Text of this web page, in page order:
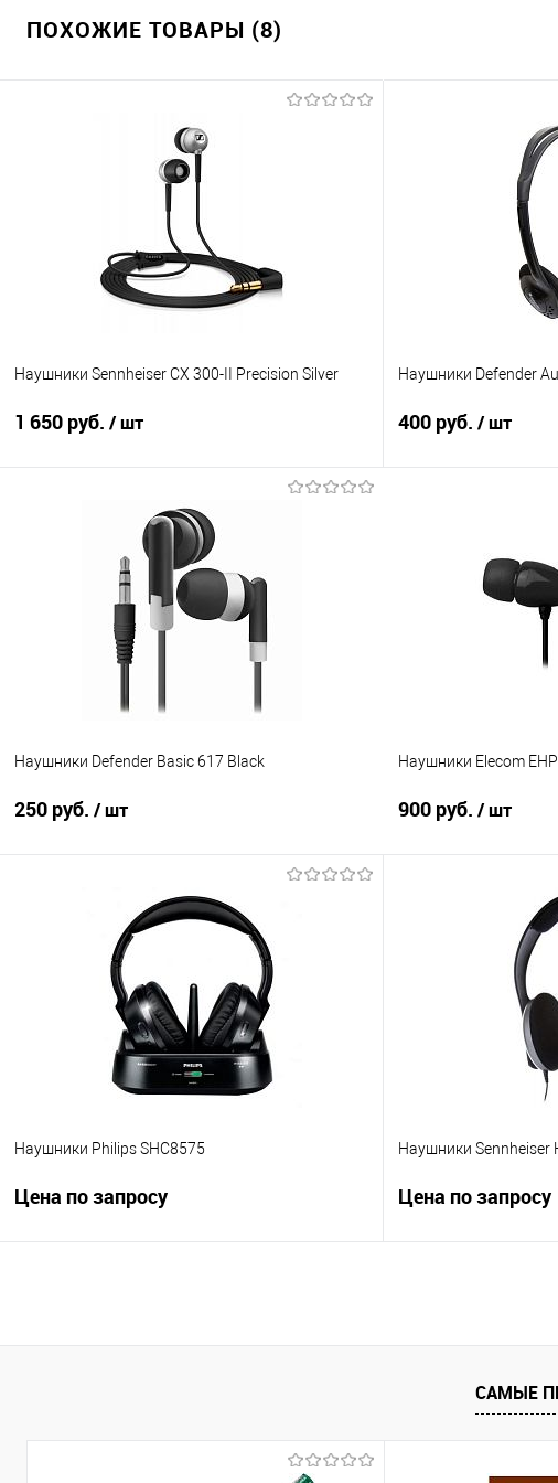
ПОХОЖИЕ ТОВАРЫ (8)
Наушники Sennheiser CX 300-II Precision Silver
1 650 руб. / шт
В корзину
Купить в 1 клик
Сравнение
В избранное
В наличии
Наушники Defender
400 руб. / шт
Купить в 1 клик
В избранное
Наушники Defender Basic 617 Black
250 руб. / шт
В корзину
Купить в 1 клик
Сравнение
В избранное
В наличии
Наушники Elecom
900 руб. / шт
Купить в 1 клик
Наушники Philips SHC8575
Цена по запросу
Купить в 1 клик
Сравнение
Наушники Sennheiser
Цена по запросу
Купить в 1 клик
В избранноеСАМЫЕ